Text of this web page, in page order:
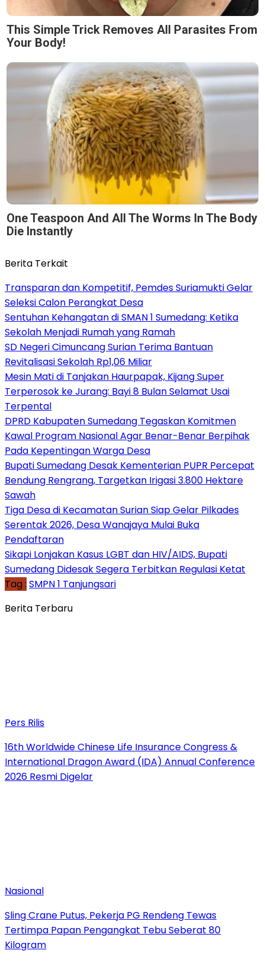
This Simple Trick Removes All Parasites From
Your Body!
One Teaspoon And All The Worms In The Body
Die Instantly
Berita Terkait
Transparan dan Kompetitif, Pemdes Suriamukti Gelar
Seleksi Calon Perangkat Desa
Sentuhan Kehangatan di SMAN 1 Sumedang: Ketika
Sekolah Menjadi Rumah yang Ramah
SD Negeri Cimuncang Surian Terima Bantuan
Revitalisasi Sekolah Rp1,06 Miliar
Mesin Mati di Tanjakan Haurpapak, Kijang Super
Terperosok ke Jurang: Bayi 8 Bulan Selamat Usai
Terpental
DPRD Kabupaten Sumedang Tegaskan Komitmen
Kawal Program Nasional Agar Benar-Benar Berpihak
Pada Kepentingan Warga Desa
Bupati Sumedang Desak Kementerian PUPR Percepat
Bendung Rengrang, Targetkan Irigasi 3.800 Hektare
Sawah
Tiga Desa di Kecamatan Surian Siap Gelar Pilkades
Serentak 2026, Desa Wanajaya Mulai Buka
Pendaftaran
Sikapi Lonjakan Kasus LGBT dan HIV/AIDS, Bupati
Sumedang Didesak Segera Terbitkan Regulasi Ketat
Tag : SMPN 1 Tanjungsari
Berita Terbaru
Pers Rilis
16th Worldwide Chinese Life Insurance Congress &
International Dragon Award (IDA) Annual Conference
2026 Resmi Digelar
Nasional
Sling Crane Putus, Pekerja PG Rendeng Tewas
Tertimpa Papan Pengangkat Tebu Seberat 80
Kilogram